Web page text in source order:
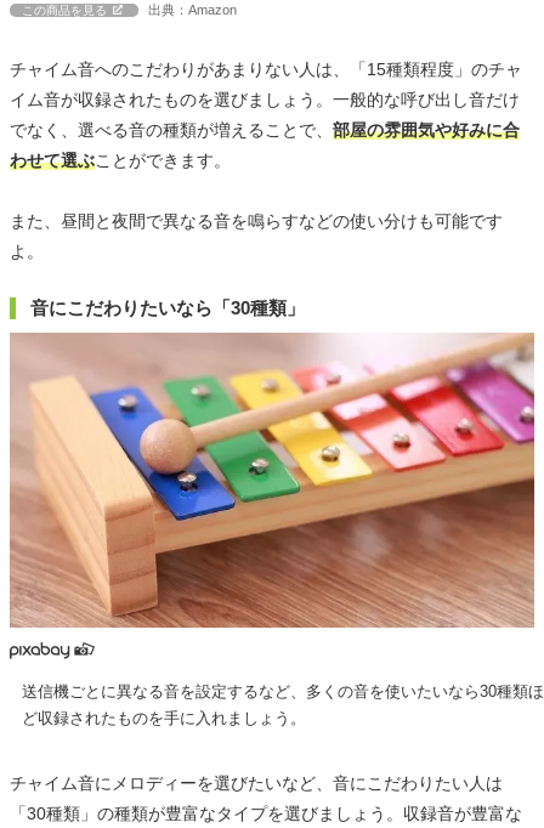
この商品を見る 出典：Amazon
チャイム音へのこだわりがあまりない人は、「15種類程度」のチャ
イム音が収録されたものを選びましょう。一般的な呼び出し音だけ
でなく、選べる音の種類が増えることで、 部屋の雰囲気や好みに合
わせて選ぶことができます。
また、昼間と夜間で異なる音を鳴らすなどの使い分けも可能です
よ。
音にこだわりたいなら「30種類」
送信機ごとに異なる音を設定するなど、多くの音を使いたいなら30種類ほ
ど収録されたものを手に入れましょう。
チャイム音にメロディーを選びたいなど、音にこだわりたい人は
「30種類」の種類が豊富なタイプを選びましょう。収録音が豊富な